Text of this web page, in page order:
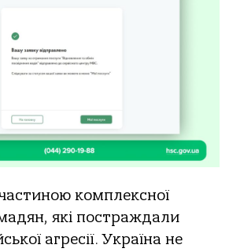
частиною комплексної
які постраждали
агресії. Україна не